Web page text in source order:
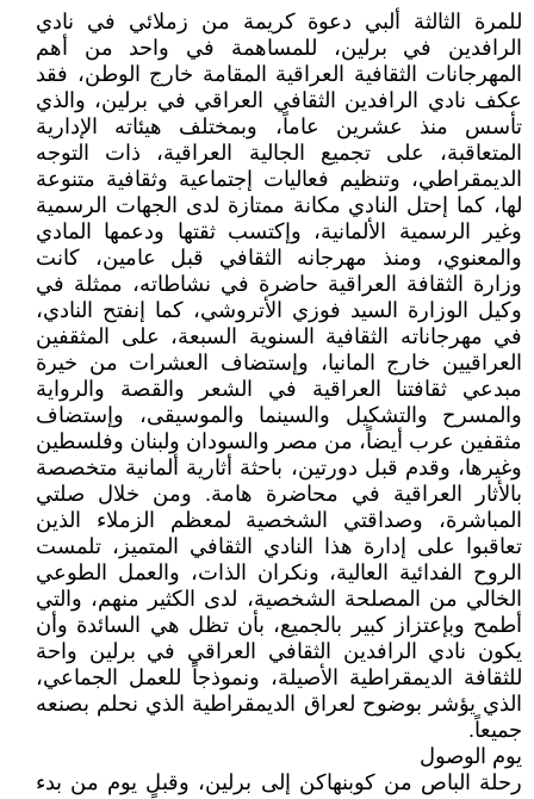
للمرة الثالثة ألبي دعوة كريمة من زملائي في نادي
الرافدين في برلين، للمساهمة في واحد من أهم
المهرجانات الثقافية العراقية المقامة خارج الوطن، فقد
عكف نادي الرافدين الثقافي العراقي في برلين، والذي
تأسس منذ عشرين عاماً، وبمختلف هيئاته الإدارية
المتعاقبة، على تجميع الجالية العراقية، ذات التوجه
الديمقراطي، وتنظيم فعاليات إجتماعية وثقافية متنوعة
لها، كما إحتل النادي مكانة ممتازة لدى الجهات الرسمية
وغير الرسمية الألمانية، وإكتسب ثقتها ودعمها المادي
والمعنوي، ومنذ مهرجانه الثقافي قبل عامين، كانت
وزارة الثقافة العراقية حاضرة في نشاطاته، ممثلة في
وكيل الوزارة السيد فوزي الأتروشي، كما إنفتح النادي،
في مهرجاناته الثقافية السنوية السبعة، على المثقفين
العراقيين خارج المانيا، وإستضاف العشرات من خيرة
مبدعي ثقافتنا العراقية في الشعر والقصة والرواية
والمسرح والتشكيل والسينما والموسيقى، وإستضاف
مثقفين عرب أيضاً، من مصر والسودان ولبنان وفلسطين
وغيرها، وقدم قبل دورتين، باحثة أثارية ألمانية متخصصة
بالأثار العراقية في محاضرة هامة. ومن خلال صلتي
المباشرة، وصداقتي الشخصية لمعظم الزملاء الذين
تعاقبوا على إدارة هذا النادي الثقافي المتميز، تلمست
الروح الفدائية العالية، ونكران الذات، والعمل الطوعي
الخالي من المصلحة الشخصية، لدى الكثير منهم، والتي
أطمح وبإعتزاز كبير بالجميع، بأن تظل هي السائدة وأن
يكون نادي الرافدين الثقافي العراقي في برلين واحة
للثقافة الديمقراطية الأصيلة، ونموذجاً للعمل الجماعي،
الذي يؤشر بوضوح لعراق الديمقراطية الذي نحلم بصنعه
جميعاً.
يوم الوصول
رحلة الباص من كوبنهاكن إلى برلين، وقبل يوم من بدء